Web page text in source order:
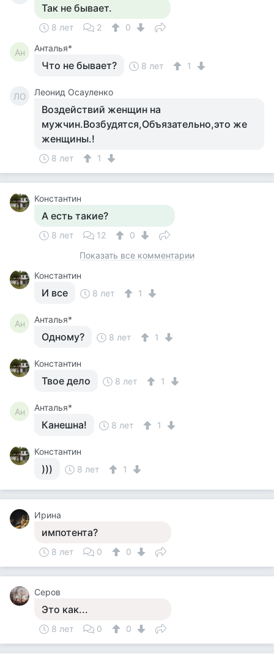
Так не бывает.
8 лет 2 0
Ан Анталья*
Что не бывает? 8 лет 1
ЛО Леонид Осауленко
Воздействий женщин на
мужчин.Возбудятся,Объязательно,это же
женщины.!
8 лет 1
Константин
А есть такие?
8 лет 12
0
Показать все комментарии
Константин
И все 8 лет 1
Ан Анталья*
Одному? 8 лет 1
Константин
Твое дело 8 лет 1
Ан Анталья*
Канешна! 8 лет 1
Константин
))) 8 лет 1
Ирина
импотента?
8 лет 0 0
Серов
Это как...
8 лет 0 0